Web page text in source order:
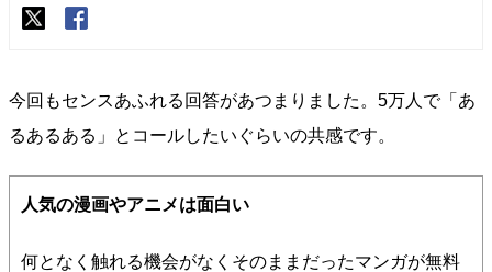
今回もセンスあふれる回答があつまりました。5万人で「あ
るあるある」とコールしたいぐらいの共感です。
人気の漫画やアニメは面白い
何となく触れる機会がなくそのままだったマンガが無料